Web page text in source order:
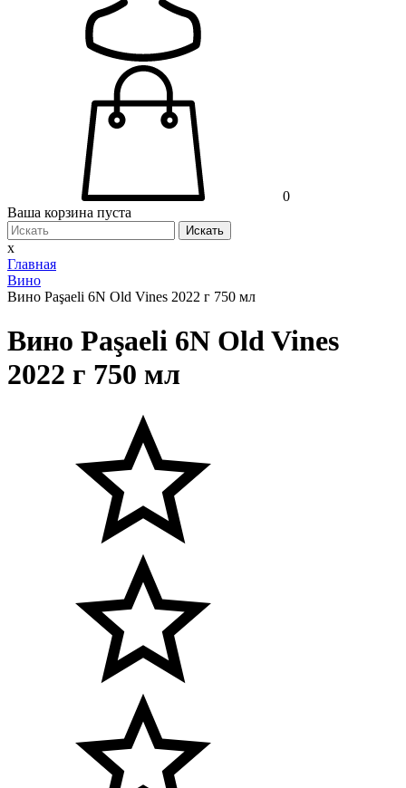
0
Ваша корзина пуста
Искать
x
Главная
Вино
Вино Paşaeli 6N Old Vines 2022 г 750 мл
Вино Paşaeli 6N Old Vines
2022 г 750 мл